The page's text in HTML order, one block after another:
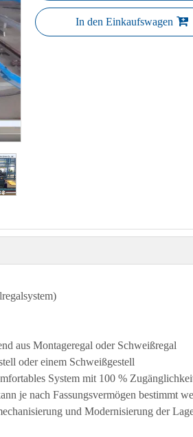
In den Einkaufswagen
aus Montageregal oder Schweißregal
oder einem Schweißgestell
System mit 100 %
je nach Fassungsvermögen bestimmt
und Modernisierung der